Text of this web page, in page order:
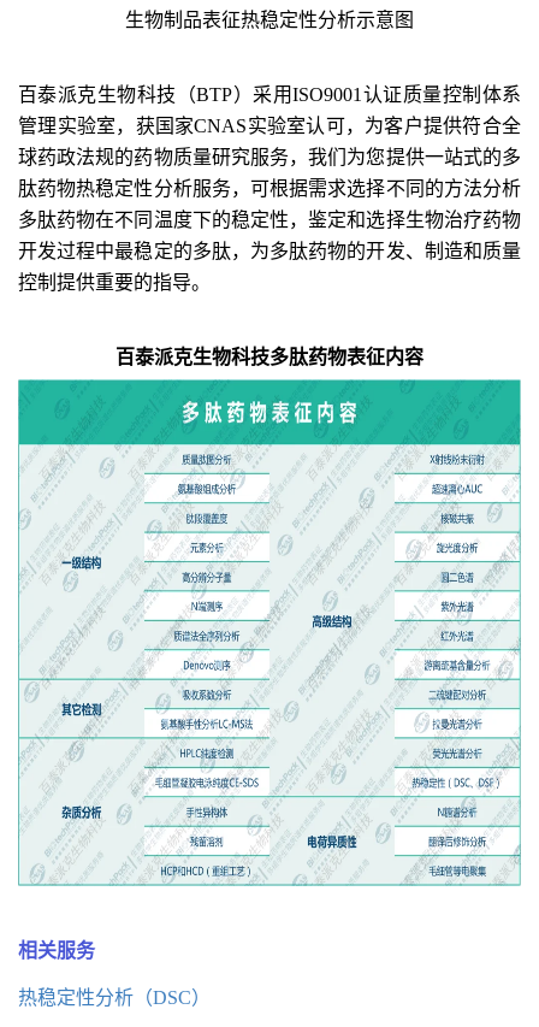
生物制品表征热稳定性分析示意图
百泰派克生物科技 （BTP） 采用ISO9001 认证质量控制体系
管理实验室，获国家CNAS实验室认可，为客户提供符合全
球药政法规的药物质量研究服务，我们为您提供一站式的多
肽药物热稳定性分析服务，可根据需求选择不同的方法分析
多肽药物在不同温度下的稳定性，鉴定和选择生物治疗药物
开发过程中最稳定的多肽，为多肽药物的开发、制造和质量
控制提供重要的指导。
百泰派克生物科技多肽药物表征内容
相关服务
热稳定性分析（DSC）